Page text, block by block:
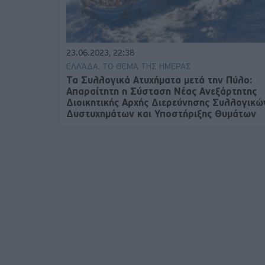
23.06.2023, 22:38
ΕΛΛΆΔΑ, ΤΟ ΘΈΜΑ ΤΗΣ ΗΜΈΡΑΣ
Τα Συλλογικά Ατυχήματα μετά την Πύλο:
Απαραίτητη η Σύσταση Νέας Ανεξάρτητης
Διοικητικής Αρχής Διερεύνησης
Δυστυχημάτων και Υποστήριξης Θυμάτων